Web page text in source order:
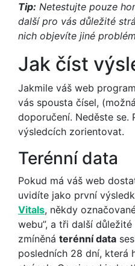
Tip: Netestujte pouze
další pro vás důležité
nich objevíte jiné
Jak číst
Jakmile váš web
vás spousta čísel,
doporučení. Neděste se.
výsledcích zorientovat.
Terénní data
Pokud má váš web
uvidíte jako první
Vitals, někdy
webu”, a tři další
zmíněná terénní data
posledních 28 dní, která